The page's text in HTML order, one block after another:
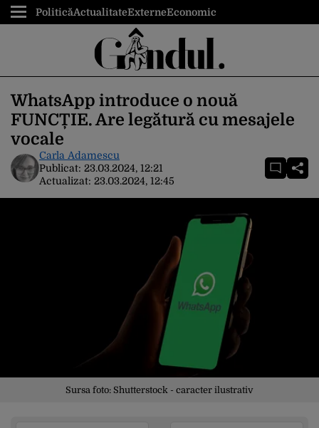
PoliticăActualitateExterneEconomic
WhatsApp introduce o nouă
FUNCȚIE. Are legătură cu mesajele
vocale
Carla Adamescu
Publicat: 23.03.2024, 12:21
Actualizat: 23.03.2024, 12:45
Sursa foto: Shutterstock - caracter ilustrativ